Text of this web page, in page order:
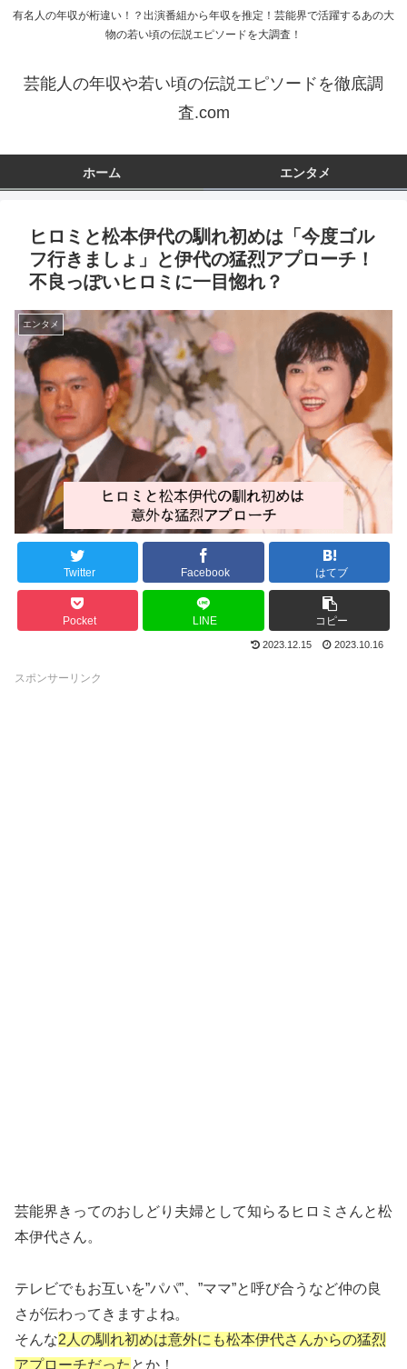
有名人の年収が桁違い！？出演番組から年収を推定！芸能界で活躍するあの大
物の若い頃の伝説エピソードを大調査！
芸能人の年収や若い頃の伝説エピソードを徹底調
査.com
ホーム エンタメ
ヒロミと松本伊代の馴れ初めは「今度ゴル
フ行きましょ」と伊代の猛烈アプローチ！
不良っぽいヒロミに一目惚れ？
エンタメ
Twitter Facebook はてブ
Pocket LINE コピー
2023.12.15 2023.10.16
スポンサーリンク
芸能界きってのおしどり夫婦として知らるヒロミさんと松
本伊代さん。
テレビでもお互いを”パパ”、”ママ”と呼び合うなど仲の良
さが伝わってきますよね。
そんな2人の馴れ初めは意外にも松本伊代さんからの猛烈
アプローチだった とか！